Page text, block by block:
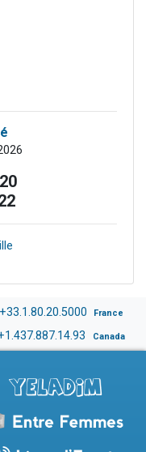
+33.1.80.20.5000 France
Canada